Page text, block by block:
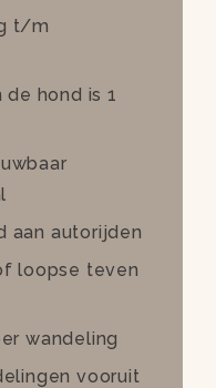
t/m
hond is 1
aan autorijden
loopse teven
wandeling
vooruit